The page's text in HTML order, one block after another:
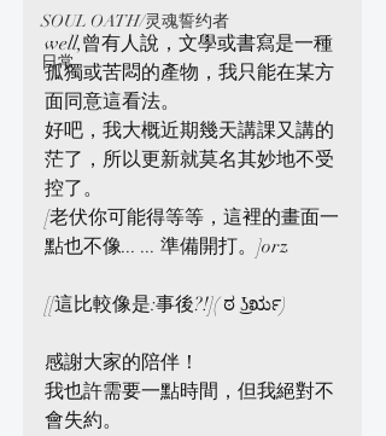
SOUL OATH/灵魂誓约者
日常
well,曾有人說，文學或書寫是一種
孤獨或苦悶的產物，我只能在某方
面同意這看法。
好吧，我大概近期幾天講課又講的
茫了，所以更新就莫名其妙地不受
控了。
[老伏你可能得等等，這裡的畫面一
點也不像... ... 準備開打。]orz
[[這比較像是:事後?!]( ಠ ͜ʖರೃ)
感謝大家的陪伴！
我也許需要一點時間，但我絕對不
會失約。